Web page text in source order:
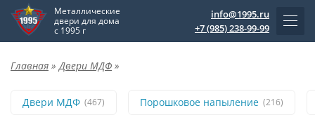
Металлические
двери для дома
с 1995 г
info@1995.ru
+7 (985) 238-99-99
Главная » Двери МДФ »
Двери МДФ (467) Порошковое напыление (216)